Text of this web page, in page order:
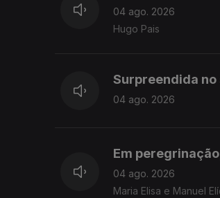
04 ago. 2026
Hugo Pais
Surpreendida
04 ago. 2026
Em
04 ago. 2026
Maria Elisa e Manuel